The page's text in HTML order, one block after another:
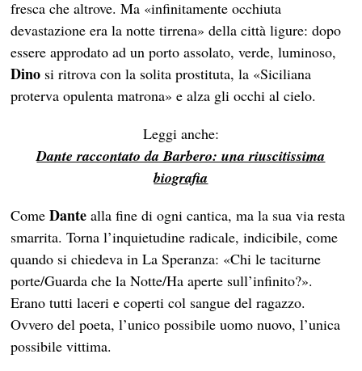
fresca che altrove. Ma «infinitamente occhiuta
devastazione era la notte tirrena» della città ligure: dopo
essere approdato ad un porto assolato, verde, luminoso,
Dino si ritrova con la solita prostituta, la «Siciliana
proterva opulenta matrona» e alza gli occhi al cielo.
Leggi anche:
Dante raccontato da Barbero: una riuscitissima
biografia
Come Dante alla fine di ogni cantica, ma la sua via resta
smarrita. Torna l’inquietudine radicale, indicibile, come
quando si chiedeva in La Speranza: «Chi le taciturne
porte/Guarda che la Notte/Ha aperte sull’infinito?».
Erano tutti laceri e coperti col sangue del ragazzo.
Ovvero del poeta, l’unico possibile uomo nuovo, l’unica
possibile vittima.